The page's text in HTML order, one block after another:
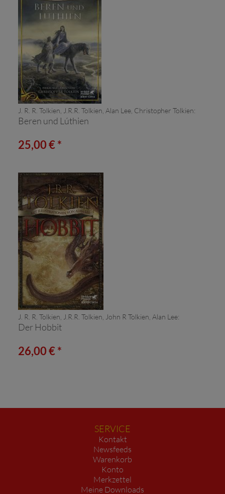
J. R. R. Tolkien, J.R.R. Tolkien, Alan Lee, Christopher Tolkien:
Beren und Lúthien
25,00 € *
J. R. R. Tolkien, J.R.R. Tolkien, John R Tolkien, Alan Lee:
Der Hobbit
26,00 € *
SERVICE
Kontakt
Newsfeeds
Warenkorb
Konto
Merkzettel
Meine Downloads